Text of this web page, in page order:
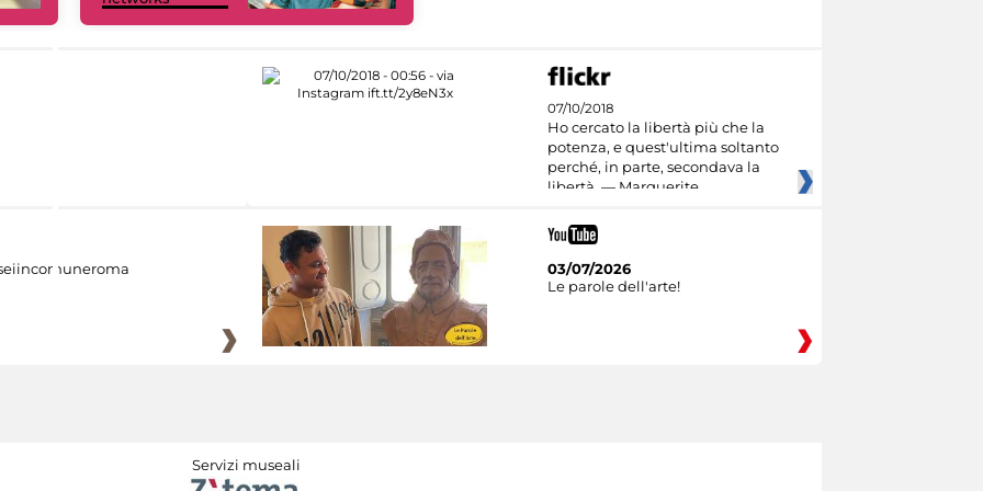
07/10/2018
Ho cercato la libertà più che la
potenza, e quest'ultima soltanto
perché, in parte, secondava la
libertà. — Marguerite
03/07/2026
Le parole dell'arte!
Servizi museali